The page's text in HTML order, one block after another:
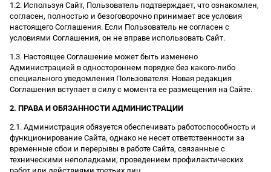
1.2. Используя Сайт, Пользователь подтверждает, что ознакомлен,
согласен, полностью и безоговорочно принимает все условия
настоящего Соглашения. Если Пользователь не согласен с
условиями Соглашения, он не вправе использовать Сайт.
1.3. Настоящее Соглашение может быть изменено
Администрацией в одностороннем порядке без какого-либо
специального уведомления Пользователя. Новая редакция
Соглашения вступает в силу с момента ее размещения на Сайте.
2. ПРАВА И ОБЯЗАННОСТИ АДМИНИСТРАЦИИ
2.1. Администрация обязуется обеспечивать работоспособность и
функционирование Сайта, однако не несет ответственности за
временные сбои и перерывы в работе Сайта, связанные с
техническими неполадками, проведением профилактических